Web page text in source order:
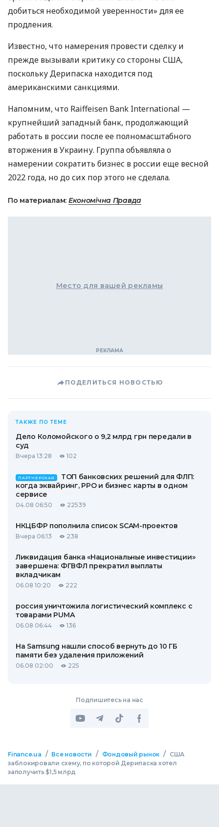
добиться необходимой уверенности» для ее
продления.
Известно, что намерения провести сделку и
прежде вызывали критику со стороны США,
поскольку Дерипаска находится под
американскими санкциями.
Напомним, что Raiffeisen Bank International —
крупнейший западный банк, продолжающий
работать в россии после ее полномасштабного
вторжения в Украину. Группа объявляла о
намерении сократить бизнес в россии еще весной
2022 года, но до сих пор этого не сделала.
По материалам: Економічна Правда
Место для вашей рекламы
ПОДЕЛИТЬСЯ НОВОСТЬЮ
ТАКЖЕ ПО ТЕМЕ
Дело Коломойского о 9,2 млрд грн передали в
суд
Вчера 13:28 102
ПАРТНЕРСКАЯ
ТОП банковских решений для ФЛП:
когда эквайринг, РРО и бизнес карты в одном
сервисе
04.08 06:50 22539
НКЦБФР пополнила список SCAM-проектов
Вчера 06:13 238
Ликвидация банка «Национальные инвестиции»
завершена: ФГВФЛ прекратил выплаты
вкладчикам
06.08 10:20 222
россия уничтожила логистический комплекс с
товарами PUMA
06.08 06:44 136
На Samsung нашли способ вернуть до 10 ГБ
памяти без удаления приложений
06.08 02:00 225
Подпишитесь на нас
Finance.ua / Все новости / Фондовый рынок /
США
заблокировали схему, по которой Дерипаска хотел
заполучить $1,5 млрд